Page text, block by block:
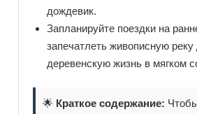
дождевик.
Запланируйте поездки на
запечатлеть живописную
деревенскую жизнь в мягком
🌟 Краткое содержание: